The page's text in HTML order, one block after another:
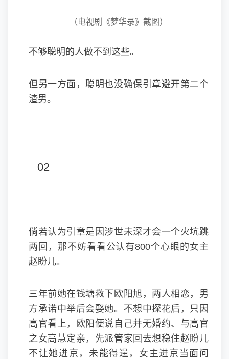
（电视剧《梦华录》截图）
不够聪明的人做不到这些。
但另一方面，聪明也没确保引章避开第二个
渣男。
02
倘若认为引章是因涉世未深才会一个火坑跳
两回，那不妨看看公认有800个心眼的女主
赵盼儿。
三年前她在钱塘救下欧阳旭，两人相恋，男
方承诺中举后会娶她。不想中探花后，只因
高官看上，欧阳便说自己并无婚约、与高官
之女高慧定亲，先派管家回去想稳住赵盼儿
不让她进京，未能得逞，女主进京当面问